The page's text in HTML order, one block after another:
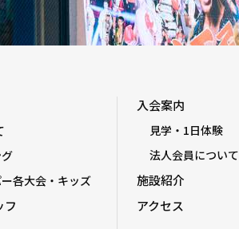
各大会・キッズ
フ
入会案内
見学・1日体験
法人会員について
施設紹介
アクセス